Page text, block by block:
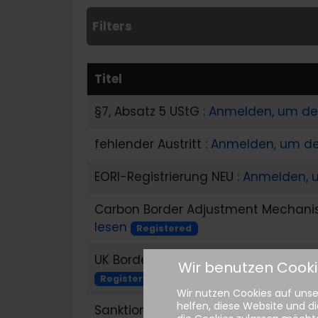
Filters
Titel
§7, Absatz 5 UStG : Anmelden, um
fehlender Austritt : Anmelden, um
EORI-Registrierung NEU : Anmelden,
Carbon Border Adjustment
lesen
Registered
UK Border Target Operating Model
Registered
Sanktionen gegen Russland und
Wir benutzen
Wir nutzen Cookies auf
helfen, diese Website und